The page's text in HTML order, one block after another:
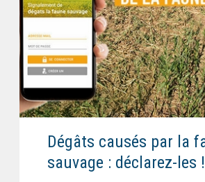
Dégâts causés par la
sauvage : déclarez-les !